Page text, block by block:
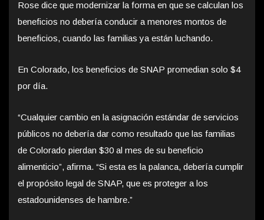
Rose dice que modernizar la forma en que se calculan los
beneficios no debería conducir a menores montos de
beneficios, cuando las familias ya están luchando.
En Colorado, los beneficios de SNAP promedian solo $4
por día.
“Cualquier cambio en la asignación estándar de servicios
públicos no debería dar como resultado que las familias
de Colorado pierdan $30 al mes de su beneficio
alimenticio”, afirma. “Si esta es la palanca, debería cumplir
el propósito legal de SNAP, que es proteger a los
estadounidenses de hambre.”